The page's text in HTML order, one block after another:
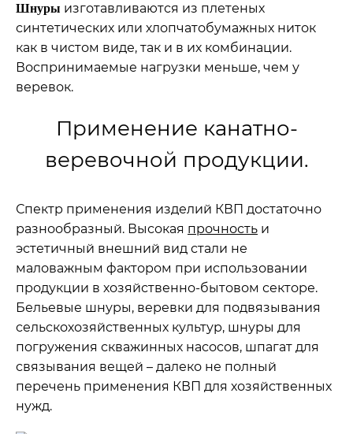
Шнуры изготавливаются из плетеных
синтетических или хлопчатобумажных ниток
как в чистом виде, так и в их комбинации.
Воспринимаемые нагрузки меньше, чем у
веревок.
Применение канатно-
веревочной продукции.
Спектр применения изделий КВП достаточно
разнообразный. Высокая прочность и
эстетичный внешний вид стали не
маловажным фактором при использовании
продукции в хозяйственно-бытовом секторе.
Бельевые шнуры, веревки для подвязывания
сельскохозяйственных культур, шнуры для
погружения скважинных насосов, шпагат для
связывания вещей – далеко не полный
перечень применения КВП для хозяйственных
нужд.